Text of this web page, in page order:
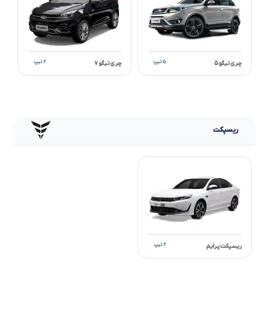
چری تیگو ۵ ۵ تیپ چری تیگو ۷ ۲ تیپ
ریسپکت
ریسپکت پرایم ۲ تیپ